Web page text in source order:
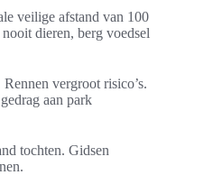
veilige afstand van 100
dieren, berg voedsel
vergroot risico’s.
aan park
tochten. Gidsen